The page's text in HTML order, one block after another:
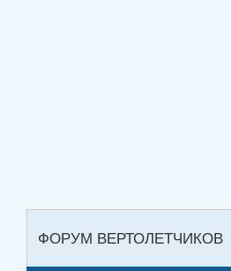
ФОРУМ ВЕРТОЛЕТЧИКОВ